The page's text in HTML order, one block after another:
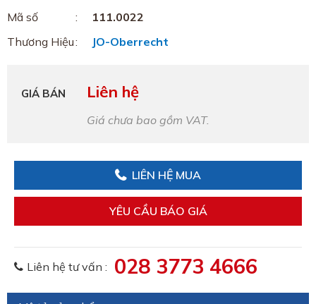
Mã số
111.0022
Thương Hiệu
JO-Oberrecht
GIÁ BÁN Liên hệ
Giá chưa bao gồm VAT.
LIÊN HỆ MUA
YÊU CẦU BÁO GIÁ
Liên hệ tư vấn : 028 3773 4666